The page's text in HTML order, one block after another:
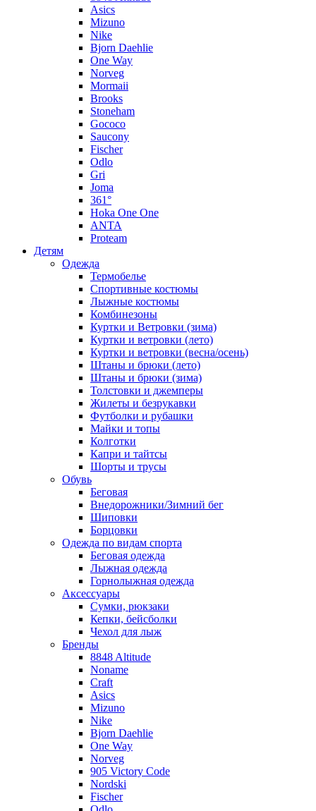
Asics
Mizuno
Nike
Bjorn Daehlie
One Way
Norveg
Mormaii
Brooks
Stoneham
Gococo
Saucony
Fischer
Odlo
Gri
Joma
361°
Hoka One One
ANTA
Proteam
Детям
Одежда
Термобелье
Спортивные костюмы
Лыжные костюмы
Комбинезоны
Куртки и Ветровки (зима)
Куртки и ветровки (лето)
Куртки и ветровки (весна/осень)
Штаны и брюки (лето)
Штаны и брюки (зима)
Толстовки и джемперы
Жилеты и безрукавки
Футболки и рубашки
Майки и топы
Колготки
Капри и тайтсы
Шорты и трусы
Обувь
Беговая
Внедорожники/Зимний бег
Шиповки
Борцовки
Одежда по видам спорта
Беговая одежда
Лыжная одежда
Горнолыжная одежда
Аксессуары
Сумки, рюкзаки
Кепки, бейсболки
Чехол для лыж
Бренды
8848 Altitude
Noname
Craft
Asics
Mizuno
Nike
Bjorn Daehlie
One Way
Norveg
905 Victory Code
Nordski
Fischer